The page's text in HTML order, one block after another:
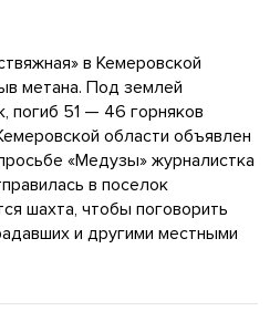
в Кемеровской
метана. Под землей
погиб 51 — 46 горняков
области объявлен
«Медузы» журналистка
в поселок
шахта, чтобы поговорить
и другими местными